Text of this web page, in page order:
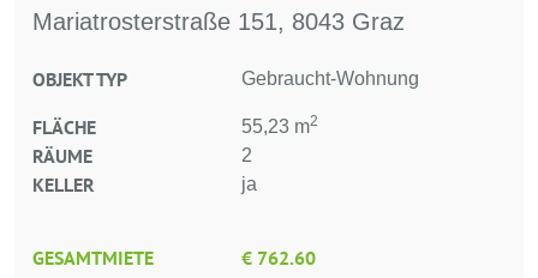
Mariatrosterstraße 151, 8043 Graz
OBJEKT TYP Gebraucht-Wohnung
FLÄCHE 55,23 m2
RÄUME 2
KELLER ja
GESAMTMIETE € 762.60